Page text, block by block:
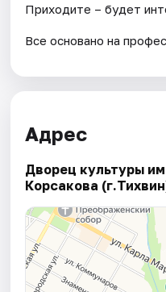
Приходите – будет
Все основано на
Адрес
Дворец культуры
Корсакова